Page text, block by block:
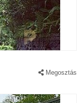
Megosztás